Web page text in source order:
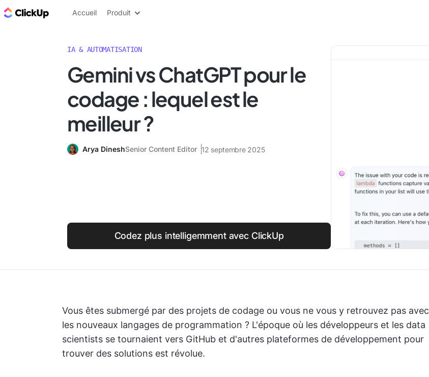
ClickUp Blog
Accueil Produit
IA & AUTOMATISATION
Gemini vs ChatGPT pour le
codage : lequel est le
meilleur ?
Arya DineshSenior Content Editor 12 septembre 2025
Codez plus intelligemment avec ClickUp
Vous êtes submergé par des projets de codage ou vous ne vous y retrouvez pas avec
les nouveaux langages de programmation ? L'époque où les développeurs et les data
scientists se tournaient vers GitHub et d'autres plateformes de développement pour
trouver des solutions est révolue.